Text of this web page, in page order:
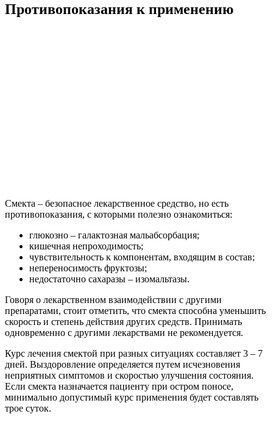
Противопоказания к применению
Смекта – безопасное лекарственное средство, но есть
противопоказания, с которыми полезно ознакомиться:
глюкозно – галактозная мальабсорбация;
кишечная непроходимость;
чувствительность к компонентам, входящим в состав;
непереносимость фруктозы;
недостаточно сахаразы – изомальтазы.
Говоря о лекарственном взаимодействии с другими
препаратами, стоит отметить, что смекта способна уменьшить
скорость и степень действия других средств. Принимать
одновременно с другими лекарствами не рекомендуется.
Курс лечения смектой при разных ситуациях составляет 3 – 7
дней. Выздоровление определяется путем исчезновения
неприятных симптомов и скоростью улучшения состояния.
Если смекта назначается пациенту при остром поносе,
минимально допустимый курс применения будет составлять
трое суток.